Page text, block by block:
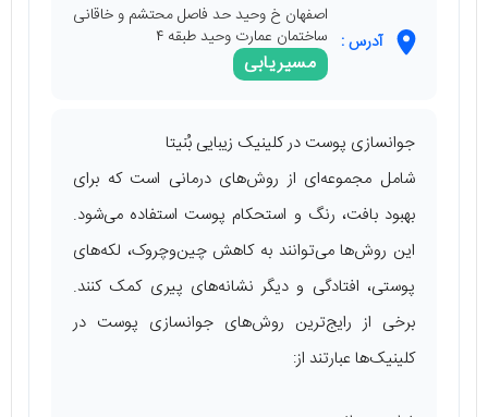
آدرس :
اصفهان خ وحید حد فاصل محتشم و خاقانی
ساختمان عمارت وحید طبقه ۴
مسیریابی
جوانسازی پوست در کلینیک زیبایی بُنیتا
شامل مجموعه‌ای از روش‌های درمانی است که برای
بهبود بافت، رنگ و استحکام پوست استفاده می‌شود.
این روش‌ها می‌توانند به کاهش چین‌وچروک، لکه‌های
پوستی، افتادگی و دیگر نشانه‌های پیری کمک کنند.
برخی از رایج‌ترین روش‌های جوانسازی پوست در
کلینیک‌ها عبارتند از: